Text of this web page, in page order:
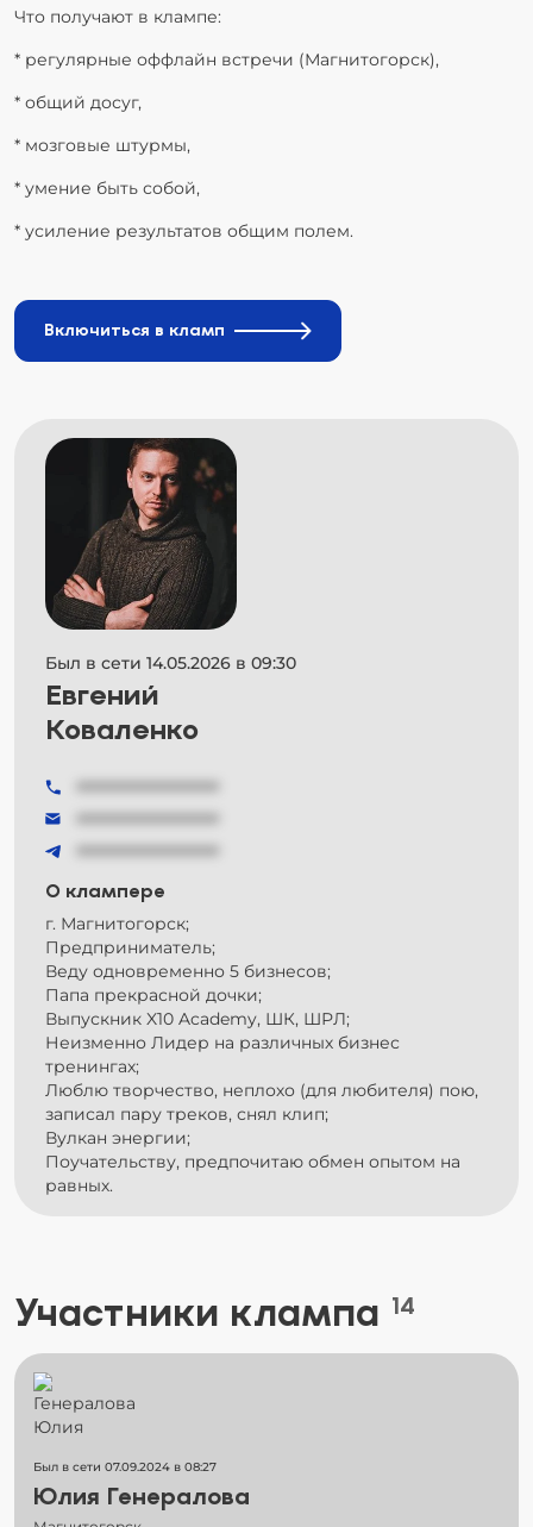
Что получают в клампе:
* регулярные оффлайн встречи (Магнитогорск),
* общий досуг,
* мозговые штурмы,
* умение быть собой,
* усиление результатов общим полем.
Включиться в кламп
Был в сети 14.05.2026 в 09:30
Евгений
Коваленко
О клампере
г. Магнитогорск;
Предприниматель;
Веду одновременно 5 бизнесов;
Папа прекрасной дочки;
Выпускник X10 Academy, ШК, ШРЛ;
Неизменно Лидер на различных бизнес
тренингах;
Люблю творчество, неплохо (для любителя) пою,
записал пару треков, снял клип;
Вулкан энергии;
Поучательству, предпочитаю обмен опытом на
равных.
Участники клампа 14
Был в сети 07.09.2024 в 08:27
Юлия Генералова